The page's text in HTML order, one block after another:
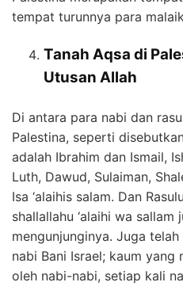
tempat turunnya para
Tanah Aqsa di
Utusan Allah
Di antara para nabi dan
Palestina, seperti
adalah Ibrahim dan Ismail,
Luth, Dawud, Sulaiman,
Isa ‘alaihis salam. Dan
shallallahu ‘alaihi wa sallam
mengunjunginya. Juga
nabi Bani Israel; kaum yang
oleh nabi-nabi, setiap kali